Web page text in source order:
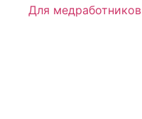
Для медработников